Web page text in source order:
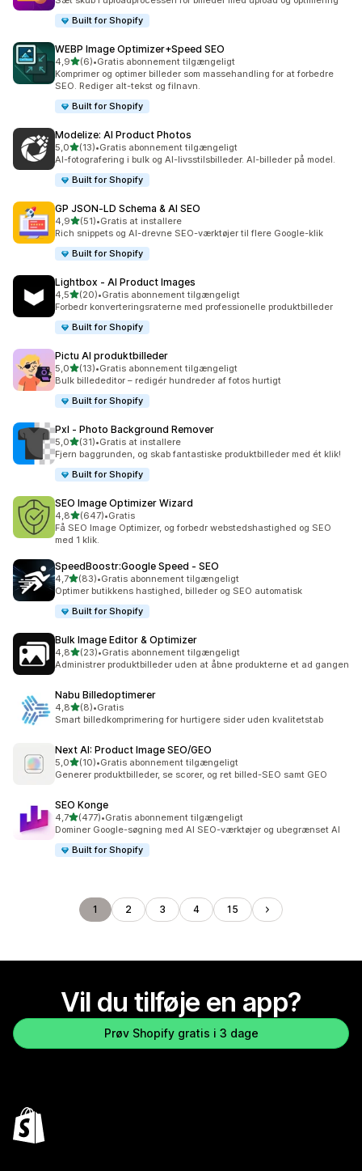
Built for Shopify
WEBP Image Optimizer+Speed SEO
4,9ud af 5 stjerner
(6)
6 anmeldelser i alt
•Gratis abonnement tilgængeligt
Komprimer og optimer billeder som massehandling for at forbedre
SEO. Rediger alt-tekst og filnavn.
Built for Shopify
Modelize: AI Product Photos
5,0ud af 5 stjerner
(13)
13 anmeldelser i alt
•Gratis abonnement tilgængeligt
AI-fotografering i bulk og AI-livsstilsbilleder. AI-billeder på model.
Built for Shopify
GP JSON‑LD Schema & AI SEO
4,9ud af 5 stjerner
(51)
51 anmeldelser i alt
•Gratis at installere
Rich snippets og AI-drevne SEO-værktøjer til flere Google-klik
Built for Shopify
Lightbox ‑ AI Product Images
4,5ud af 5 stjerner
(20)
20 anmeldelser i alt
•Gratis abonnement tilgængeligt
Forbedr konverteringsraterne med professionelle produktbilleder
Built for Shopify
Pictu AI produktbilleder
5,0ud af 5 stjerner
(13)
13 anmeldelser i alt
•Gratis abonnement tilgængeligt
Bulk billededitor – redigér hundreder af fotos hurtigt
Built for Shopify
Pxl ‑ Photo Background Remover
5,0ud af 5 stjerner
(31)
31 anmeldelser i alt
•Gratis at installere
Fjern baggrunden, og skab fantastiske produktbilleder med ét klik!
Built for Shopify
SEO Image Optimizer Wizard
4,8ud af 5 stjerner
(647)
647 anmeldelser i alt
•Gratis
Få SEO Image Optimizer, og forbedr webstedshastighed og SEO
med 1 klik.
SpeedBoostr:Google Speed ‑ SEO
4,7ud af 5 stjerner
(83)
83 anmeldelser i alt
•Gratis abonnement tilgængeligt
Optimer butikkens hastighed, billeder og SEO automatisk
Built for Shopify
Bulk Image Editor & Optimizer
4,8ud af 5 stjerner
(23)
23 anmeldelser i alt
•Gratis abonnement tilgængeligt
Administrer produktbilleder uden at åbne produkterne et ad gangen
Nabu Billedoptimerer
4,8ud af 5 stjerner
(8)
8 anmeldelser i alt
•Gratis
Smart billedkomprimering for hurtigere sider uden kvalitetstab
Next AI: Product Image SEO/GEO
5,0ud af 5 stjerner
(10)
10 anmeldelser i alt
•Gratis abonnement tilgængeligt
Generer produktbilleder, se scorer, og ret billed-SEO samt GEO
SEO Konge
4,7ud af 5 stjerner
(477)
477 anmeldelser i alt
•Gratis abonnement tilgængeligt
Dominer Google-søgning med AI SEO-værktøjer og ubegrænset AI
Built for Shopify
1 2 3 4 15
Vil du tilføje en app?
Prøv Shopify gratis i 3 dage